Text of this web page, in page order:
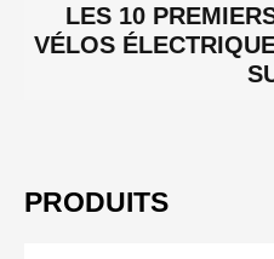
LES 10
VÉLOS
PRODUITS